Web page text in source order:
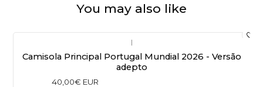
You may also like
|
Camisola Principal Portugal Mundial 2026 - Versão
adepto
40,00€ EUR